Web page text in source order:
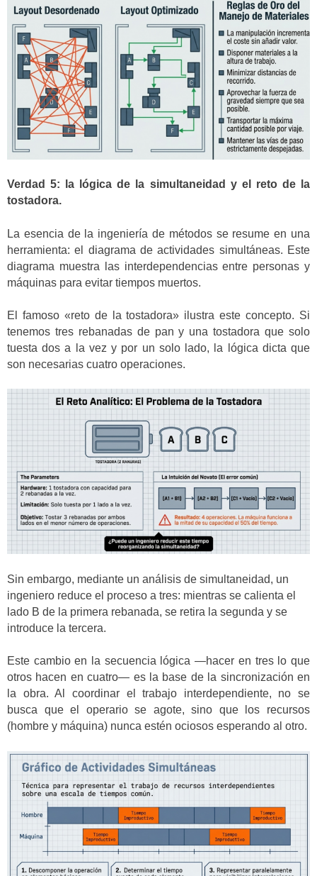
Verdad 5: la lógica de la simultaneidad y el reto de la
tostadora.
La esencia de la ingeniería de métodos se resume en una
herramienta: el diagrama de actividades simultáneas. Este
diagrama muestra las interdependencias entre personas y
máquinas para evitar tiempos muertos.
El famoso «reto de la tostadora» ilustra este concepto. Si
tenemos tres rebanadas de pan y una tostadora que solo
tuesta dos a la vez y por un solo lado, la lógica dicta que
son necesarias cuatro operaciones.
Sin embargo, mediante un análisis de simultaneidad, un
ingeniero reduce el proceso a tres: mientras se calienta el
lado B de la primera rebanada, se retira la segunda y se
introduce la tercera.
Este cambio en la secuencia lógica —hacer en tres lo que
otros hacen en cuatro— es la base de la sincronización en
la obra. Al coordinar el trabajo interdependiente, no se
busca que el operario se agote, sino que los recursos
(hombre y máquina) nunca estén ociosos esperando al otro.